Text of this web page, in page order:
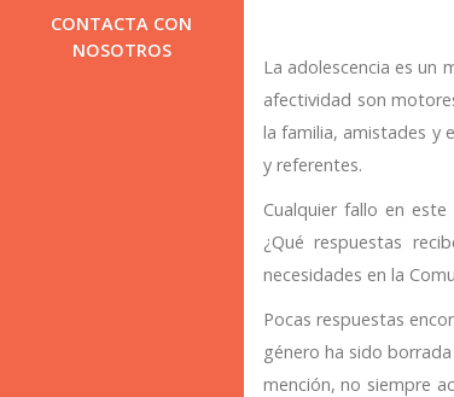
CONTACTA CON
NOSOTROS
La adolescencia es un
afectividad son
la familia, amistades y
y referentes.
Cualquier fallo en
¿Qué respuestas
necesidades en la
Pocas respuestas
género ha sido
mención, no siempre